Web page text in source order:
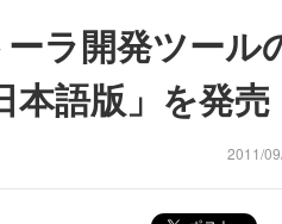
ラ開発ツール
語版」を発売
2011/